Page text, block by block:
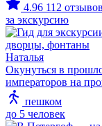
4.96 112 отзывов
за экскурсию
Наталья
Окунуться в
императоров на
пешком
до 5 человек